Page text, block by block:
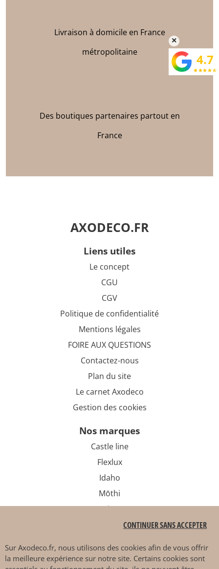
Livraison à domicile en France
métropolitaine
Des boutiques partenaires partout en
France
AXODECO.FR
liens utiles
Le concept
CGU
CGV
Politique de confidentialité
Mentions légales
FOIRE AUX QUESTIONS
Contactez-nous
Plan du site
Le carnet Axodeco
Gestion des cookies
nos marques
Castle line
Flexlux
Idaho
Mōthi
Sits
PAIEMENT SÉCURISÉ
×
4.7
star starstar star star_half
Sur Axodeco.fr, nous utilisons des cookies afin de vous offrir
la meilleure expérience sur notre site. Certains cookies sont
CONTINUER SANS ACCEPTER